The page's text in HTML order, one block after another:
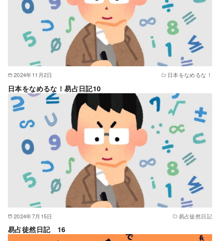
2024年11月2日 日本をなめるな！
日本をなめるな！易占日記10
2024年7月15日 易占徒然日記
易占徒然日記 16